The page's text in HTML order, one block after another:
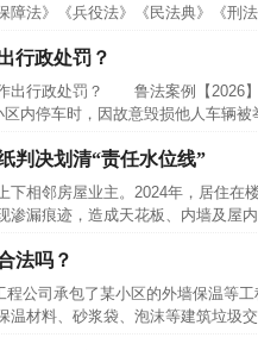
障法》《兵役法》《民法典》《刑
行政处罚？
出行政处罚？ 鲁法案例【
内停车时，因故意毁损他人车辆
判决划清“责任水位线”
相邻房屋业主。2024年，居住在
渗漏痕迹，造成天花板、内墙及屋
法吗？
公司承包了某小区的外墙保温等工
温材料、砂浆袋、泡沫等建筑垃圾